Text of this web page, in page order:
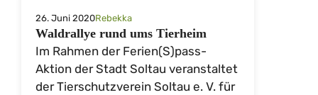
26. Juni 2020Rebekka
Waldrallye rund ums Tierheim
Im Rahmen der Ferien(S)pass-
Aktion der Stadt Soltau veranstaltet
der Tierschutzverein Soltau e. V. für